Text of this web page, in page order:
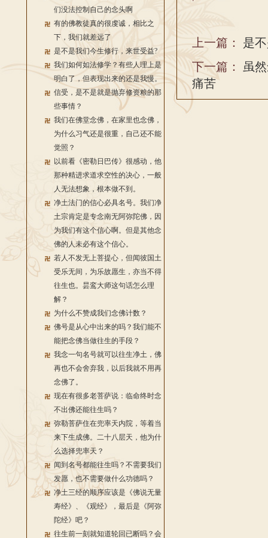
们没法控制自己的念头啊
有的佛教徒真的很虔诚，相比之
下，我们就差远了
是不是我们今生修行，来世受益?
我们如何如法修学？有些人理上是
明白了，但表现出来的还是我慢。
信受，是不是就是抛弃修资粮的那
些事情？
我们在佛堂念佛，在家里也念佛，
为什么习气还是很重，自己还不能
觉照？
以前看《密勒日巴传》很感动，他
那种精进求道求空性的决心，一般
人无法想象，根本做不到。
净土法门的信心必具名号。我们净
土宗肯定是专念南无阿弥陀佛，因
为我们有这个信心啊。但是其他念
佛的人未必有这个信心。
若人不发无上菩提心，但闻彼国土
受乐无间，为乐故愿生，亦当不得
往生也。昙鸾大师这句话怎么理
解？
为什么不赞成我们念佛计数？
佛号是从心中出来的吗？我们能不
能把念佛当做往生的手段？
我念一句名号就可以往生净土，佛
再也不会舍弃我，以后我就不用再
念佛了。
现在有很多老菩萨说：临命终时念
不出佛还能往生吗？
弥勒菩萨住在兜率天内院，等着当
来下生成佛。二十八层天，他为什
么选择兜率天？
闻到名号都能往生吗？不需要我们
发愿，也不需要做什么功德吗？
净土三经的顺序应该是《佛说无量
寿经》、《观经》，最后是《阿弥
陀经》吧？
往生前一刻就知道轮回已断吗？会
上一篇： 是
下一篇： 虽
痛苦